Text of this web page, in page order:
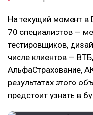
На текущий момент в
70 специалистов —
тестировщиков,
числе клиентов —
АльфаСтрахование,
результатах этого
предстоит узнать в